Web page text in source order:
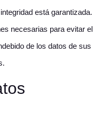
está garantizada.
necesarias para evitar el
de los datos de sus